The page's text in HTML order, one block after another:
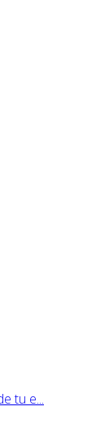
tu e...